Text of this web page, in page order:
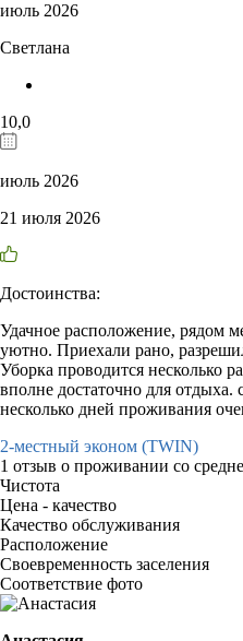
июль 2026
Светлана
10,0
июль 2026
21 июля 2026
Достоинства:
Удачное расположение, рядом
уютно. Приехали рано,
Уборка проводится несколько
вполне достаточно для отдыха.
несколько дней проживания
2-местный эконом (TWIN)
1 отзыв о проживании со
Чистота
Цена - качество
Качество обслуживания
Расположение
Своевременность заселения
Соответствие фото